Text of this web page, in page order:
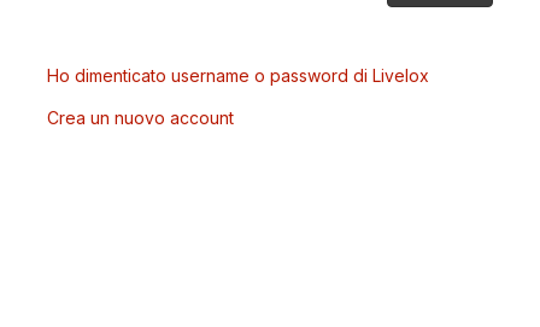
Ho dimenticato username o password di Livelox
Crea un nuovo account